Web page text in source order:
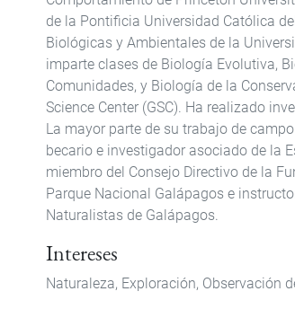
de la Pontificia Universidad Católica
Biológicas y Ambientales de la
imparte clases de Biología Evolutiva,
Comunidades, y Biología de la
Science Center (GSC). Ha realizado
La mayor parte de su trabajo de
becario e investigador asociado de la
miembro del Consejo Directivo de la
Parque Nacional Galápagos e
Naturalistas de Galápagos.
Intereses
Naturaleza, Exploración, Observación